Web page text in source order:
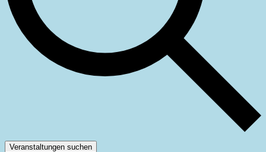
Veranstaltungen suchen